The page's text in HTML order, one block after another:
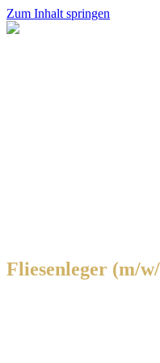
Zum Inhalt springen
Fliesenleger (m/